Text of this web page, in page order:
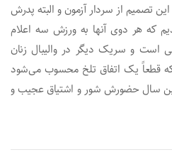
تصمیم از سردار آزمون و البته پدرش
که هر دوی آنها به ورزش سه اعلام
است و سریک دیگر در والیبال زنان
قطعاً یک اتفاق تلخ محسوب می‌شود
سال حضورش شور و اشتیاق عجیب و